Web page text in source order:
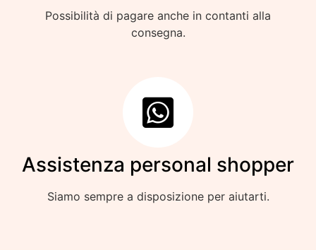
Possibilità di pagare anche in contanti alla
consegna.
Assistenza personal shopper
Siamo sempre a disposizione per aiutarti.